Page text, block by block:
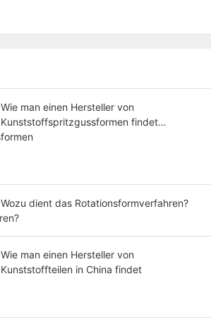
Wie man einen Hersteller von
Kunststoffspritzgussformen findet
(Leitfaden für Ingenieure)
Wozu dient das Rotationsformverfahren?
Wie man einen Hersteller von
Kunststoffteilen in China findet